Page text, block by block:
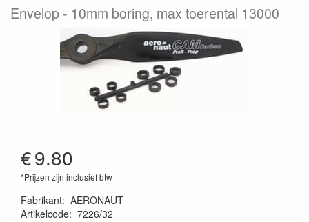
Envelop 10mm boring, max toerental 13000
€9.80
*Prijzen zijn inclusief btw
Fabrikant: AERONAUT
Artikelcode: 7226/32